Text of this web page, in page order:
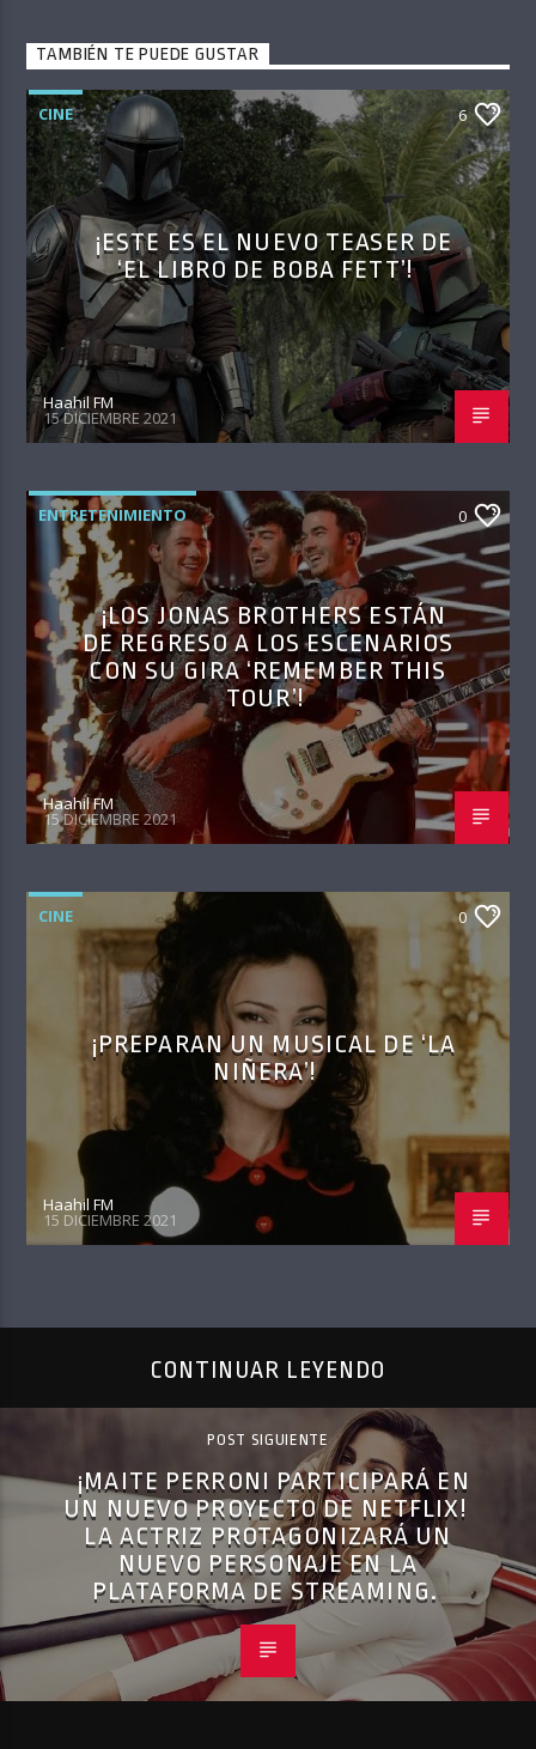
TAMBIÉN TE PUEDE GUSTAR
CINE 6
¡ESTE ES EL NUEVO TEASER DE
‘EL LIBRO DE BOBA FETT’!
Haahil FM
15 DICIEMBRE 2021
ENTRETENIMIENTO 0
¡LOS JONAS BROTHERS ESTÁN
DE REGRESO A LOS ESCENARIOS
CON SU GIRA ‘REMEMBER THIS
TOUR’!
Haahil FM
15 DICIEMBRE 2021
CINE 0
¡PREPARAN UN MUSICAL DE ‘LA
NIÑERA’!
Haahil FM
15 DICIEMBRE 2021
CONTINUAR LEYENDO
POST SIGUIENTE
¡MAITE PERRONI PARTICIPARÁ EN
UN NUEVO PROYECTO DE NETFLIX!
LA ACTRIZ PROTAGONIZARÁ UN
NUEVO PERSONAJE EN LA
PLATAFORMA DE STREAMING.